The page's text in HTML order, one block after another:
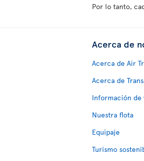
Por lo tanto,
Acerca de
Acerca de Air
Acerca de
Información de
Nuestra flota
Equipaje
Turismo